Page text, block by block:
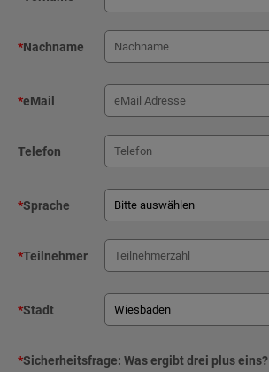
*Nachname
*eMail
Telefon
*Sprache
*Teilnehmer
*Stadt
*Sicherheitsfrage: Was ergibt drei plus eins?